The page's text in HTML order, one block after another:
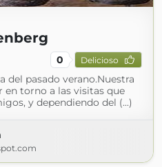
0 Delicioso
del pasado verano.Nuestra
en torno a las visitas que
y dependiendo del (...)